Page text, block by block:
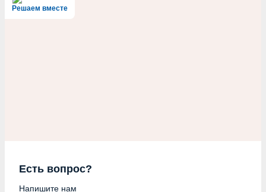
Решаем вместе
Есть вопрос?
Напишите нам